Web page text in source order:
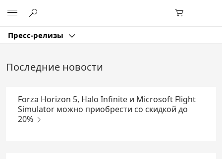
основному
содержанию
Пресс-релизы
Последние новости
Forza Horizon 5, Halo Infinite и Microsoft Flight
Simulator можно приобрести со скидкой до
20%